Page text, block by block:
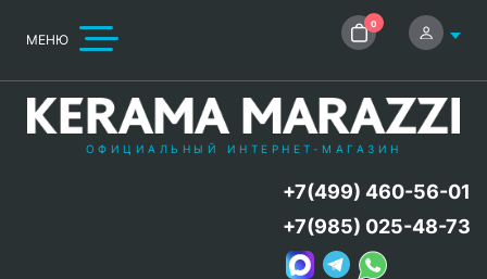
МЕНЮ
0
ОФИЦИАЛЬНЫЙ ИНТЕРНЕТ-МАГАЗИН
+7(499) 460-56-01
+7(985) 025-48-73